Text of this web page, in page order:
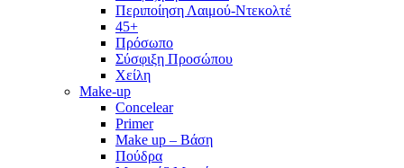
Περιποίηση Λαιμού-Ντεκολτέ
45+
Πρόσωπο
Σύσφιξη Προσώπου
Χείλη
Make-up
Concelear
Primer
Make up – Βάση
Πούδρα